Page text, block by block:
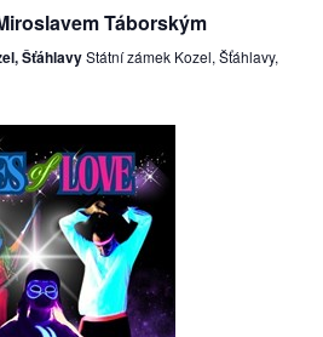
Táborským
ŠťáhlavyStátní zámek Kozel, Šťáhlavy,